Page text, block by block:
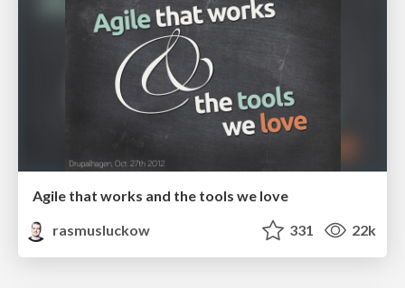
Agile that works and the tools we love
rasmusluckow
331 22k